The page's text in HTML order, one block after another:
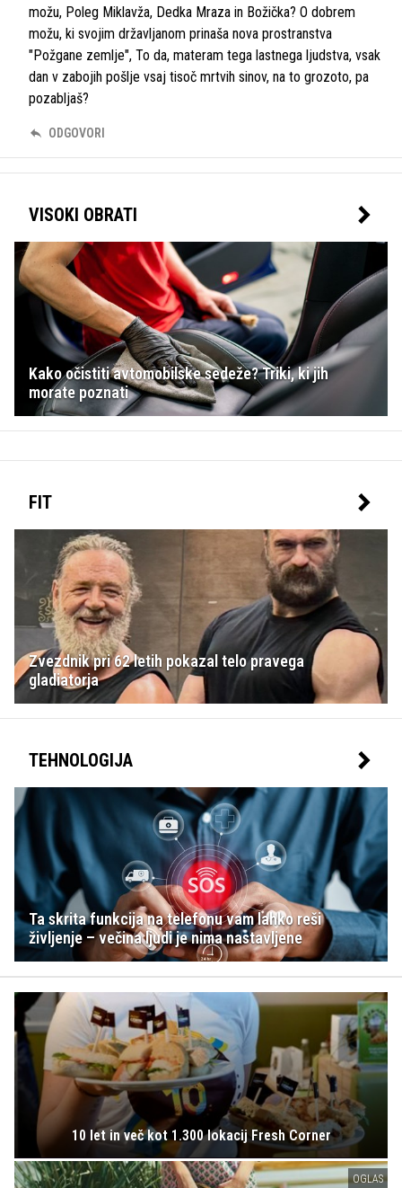
možu, Poleg Miklavža, Dedka Mraza in Božička? O dobrem
možu, ki svojim državljanom prinaša nova prostranstva
"Požgane zemlje", To da, materam tega lastnega ljudstva, vsak
dan v zabojih pošlje vsaj tisoč mrtvih sinov, na to grozoto, pa
pozabljaš?
ODGOVORI
VISOKI OBRATI
Kako očistiti avtomobilske sedeže? Triki, ki jih
morate poznati
FIT
Zvezdnik pri 62 letih pokazal telo pravega
gladiatorja
TEHNOLOGIJA
Ta skrita funkcija na telefonu vam lahko reši
življenje – večina ljudi je nima nastavljene
10 let in več kot 1.300 lokacij Fresh Corner
OGLAS